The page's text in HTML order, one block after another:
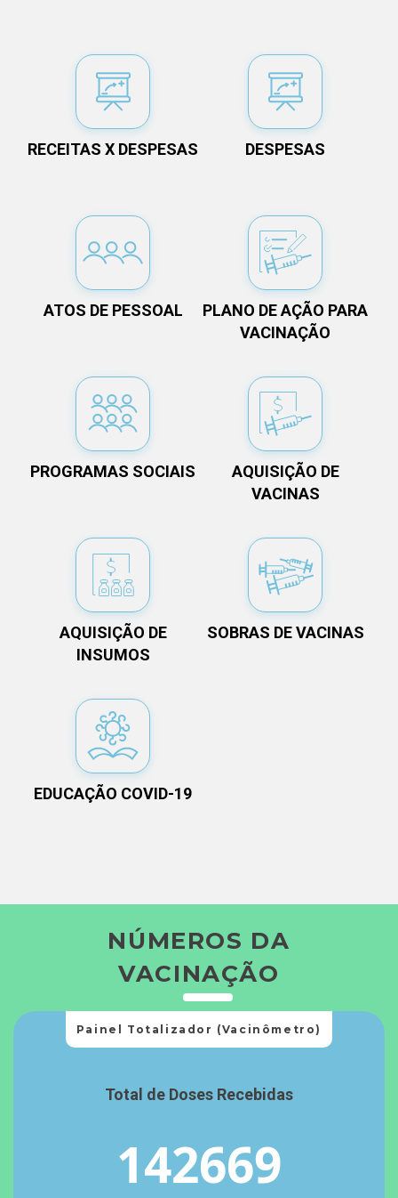
RECEITAS X DESPESAS DESPESAS
ATOS DE PESSOAL
PLANO DE AÇÃO PARA
VACINAÇÃO
PROGRAMAS SOCIAIS
AQUISIÇÃO DE
VACINAS
AQUISIÇÃO DE
INSUMOS
SOBRAS DE VACINAS
EDUCAÇÃO COVID-19
NÚMEROS DA
VACINAÇÃO
Painel Totalizador (Vacinômetro)
Total de Doses Recebidas
142669